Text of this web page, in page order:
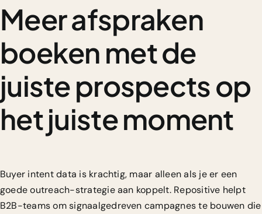
Meer afspraken
boeken met de
juiste prospects op
het juiste moment
Buyer intent data is krachtig, maar alleen als je er een
goede outreach-strategie aan koppelt. Repositive helpt
B2B-teams om signaalgedreven campagnes te bouwen die